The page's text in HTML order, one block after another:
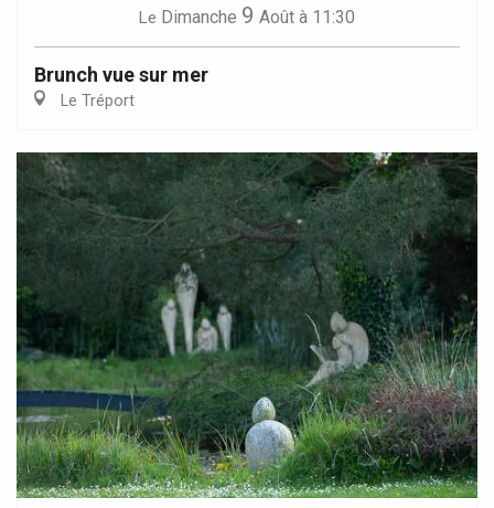
Le Dimanche 9 Août à 11:30
Brunch vue sur mer
Le Tréport